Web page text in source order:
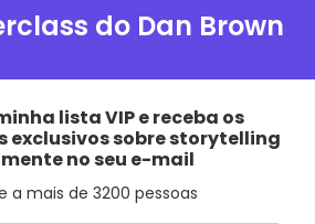
do Dan Brown
lista VIP e receba os
exclusivos sobre storytelling
no seu e-mail
a mais de 3200 pessoas